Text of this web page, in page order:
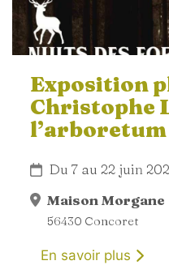
Exposition
Christophe
Du 7 au 22 juin
Maison Morgane
56430 Concoret
En savoir plus